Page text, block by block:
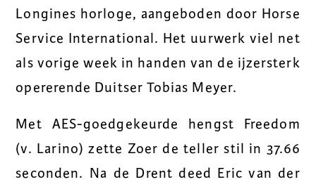
Longines horloge, aangeboden door Horse
Service International. Het uurwerk viel net
als vorige week in handen van de ijzersterk
opererende Duitser Tobias Meyer.
Met AES-goedgekeurde hengst Freedom
(v. Larino) zette Zoer de teller stil in 37.66
seconden. Na de Drent deed Eric van der